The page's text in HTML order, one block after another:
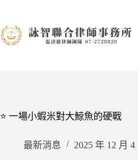
主
⭐ 一場小蝦米對大鯨魚的硬戰
最新消息 2025 年 12 月 4